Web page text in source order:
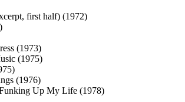
first half) (1972)
(1973)
(1975)
(1976)
Up My Life (1978)